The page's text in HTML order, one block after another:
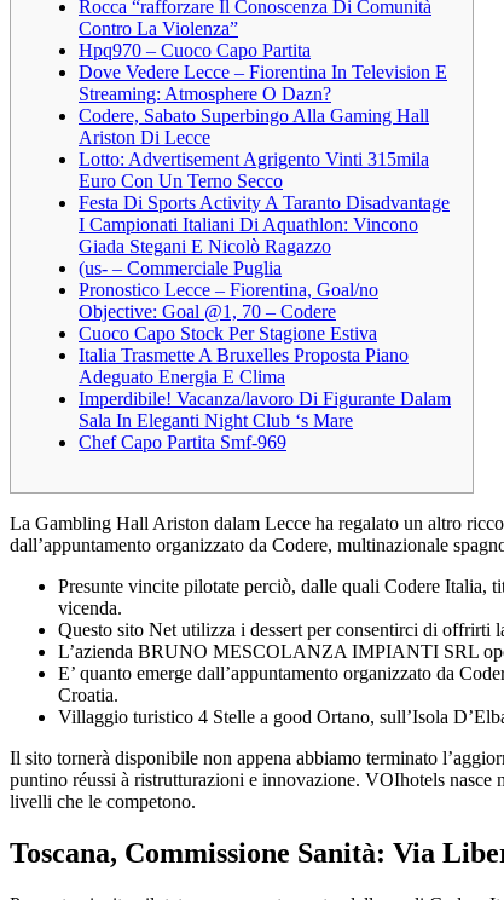
Rocca “rafforzare Il Conoscenza Di Comunità
Contro La Violenza”
Hpq970 – Cuoco Capo Partita
Dove Vedere Lecce – Fiorentina In Television E
Streaming: Atmosphere O Dazn?
Codere, Sabato Superbingo Alla Gaming Hall
Ariston Di Lecce
Lotto: Advertisement Agrigento Vinti 315mila
Euro Con Un Terno Secco
Festa Di Sports Activity A Taranto Disadvantage
I Campionati Italiani Di Aquathlon: Vincono
Giada Stegani E Nicolò Ragazzo
(us- – Commerciale Puglia
Pronostico Lecce – Fiorentina, Goal/no
Objective: Goal @1, 70 – Codere
Cuoco Capo Stock Per Stagione Estiva
Italia Trasmette A Bruxelles Proposta Piano
Adeguato Energia E Clima
Imperdibile! Vacanza/lavoro Di Figurante Dalam
Sala In Eleganti Night Club ‘s Mare
Chef Capo Partita Smf-969
La Gambling Hall Ariston dalam Lecce ha regalato un altro
dall’appuntamento organizzato da Codere, multinazionale
Presunte vincite pilotate perciò, dalle quali Codere Italia,
vicenda.
Questo sito Net utilizza i dessert per consentirci di offrirti
L’azienda BRUNO MESCOLANZA IMPIANTI SRL
E’ quanto emerge dall’appuntamento organizzato da
Croatia.
Villaggio turistico 4 Stelle a good Ortano, sull’Isola
Il sito tornerà disponibile non appena abbiamo terminato
puntino réussi à ristrutturazioni e innovazione. VOIhotels
livelli che le competono.
Toscana, Commissione Sanità: Via